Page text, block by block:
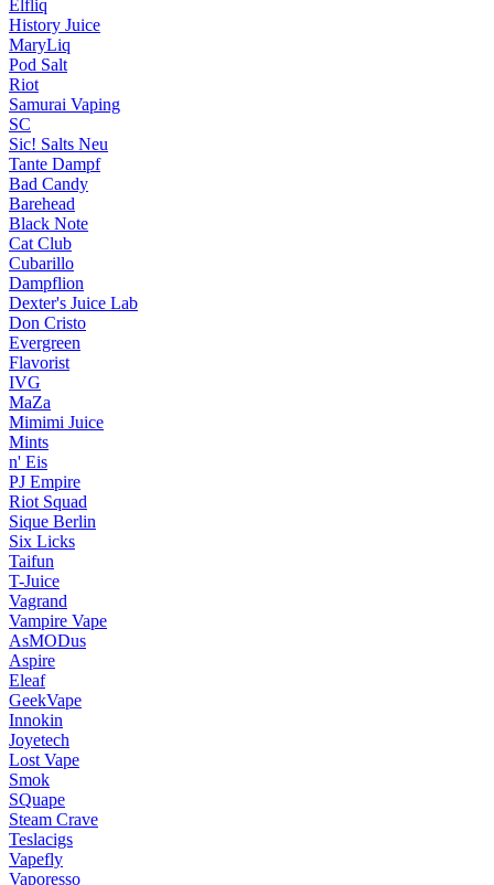
Elfliq
History Juice
MaryLiq
Pod Salt
Riot
Samurai Vaping
SC
Sic! Salts Neu
Tante Dampf
Bad Candy
Barehead
Black Note
Cat Club
Cubarillo
Dampflion
Dexter's Juice Lab
Don Cristo
Evergreen
Flavorist
IVG
MaZa
Mimimi Juice
Mints
n' Eis
PJ Empire
Riot Squad
Sique Berlin
Six Licks
Taifun
T-Juice
Vagrand
Vampire Vape
AsMODus
Aspire
Eleaf
GeekVape
Innokin
Joyetech
Lost Vape
Smok
SQuape
Steam Crave
Teslacigs
Vapefly
Vaporesso